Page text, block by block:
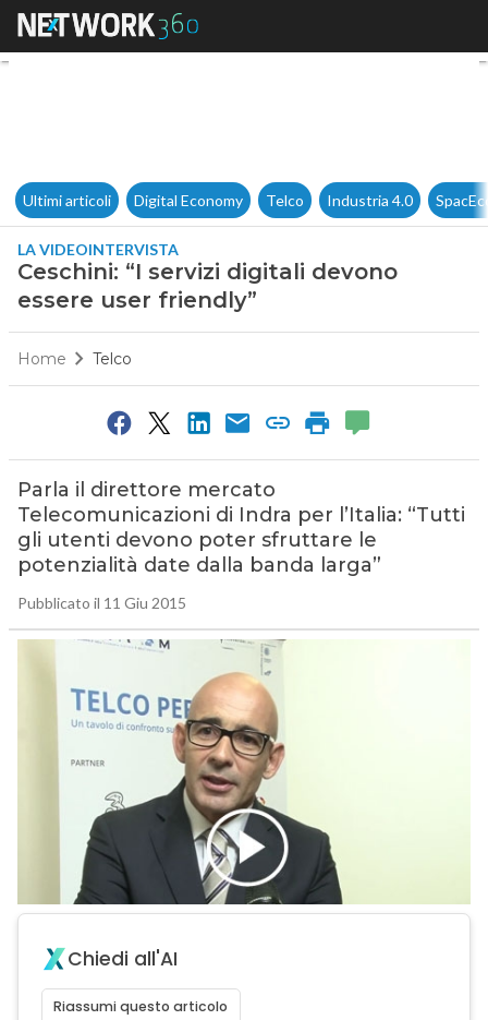
Ceschini: “I servizi digitali
Ultimi articoli Digital Economy Telco Industria 4.0
LA VIDEOINTERVISTA
Ceschini: “I servizi digitali devono
essere user friendly”
Home Telco
Parla il direttore mercato
Telecomunicazioni di Indra per l’Italia: “Tutti
gli utenti devono poter sfruttare le
potenzialità date dalla banda larga”
Pubblicato il 11 Giu 2015
Chiedi all'AI
Riassumi questo articolo